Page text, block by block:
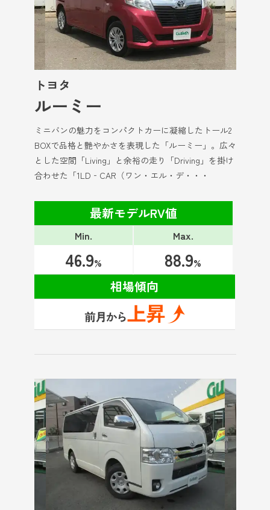
トヨタ
ルーミー
ミニバンの魅力をコンパクトカーに凝縮したトール2
BOXで品格と艶やかさを表現した「ルーミー」。広々
とした空間「Living」と余裕の走り「Driving」を掛け
合わせた「1LD‐CAR（ワン・エル・デ・・・
最新モデルRV値
Min.
46.9%
Max.
88.9%
相場傾向